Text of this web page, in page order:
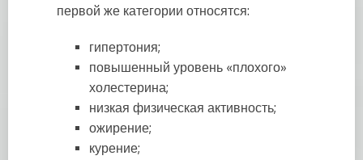
первой же категории относятся:
гипертония;
повышенный уровень «плохого»
холестерина;
низкая физическая активность;
ожирение;
курение;